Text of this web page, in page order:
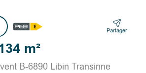
Partager
m²
B-6890 Libin Transinne